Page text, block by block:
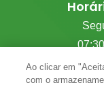
Ao clicar em
com o